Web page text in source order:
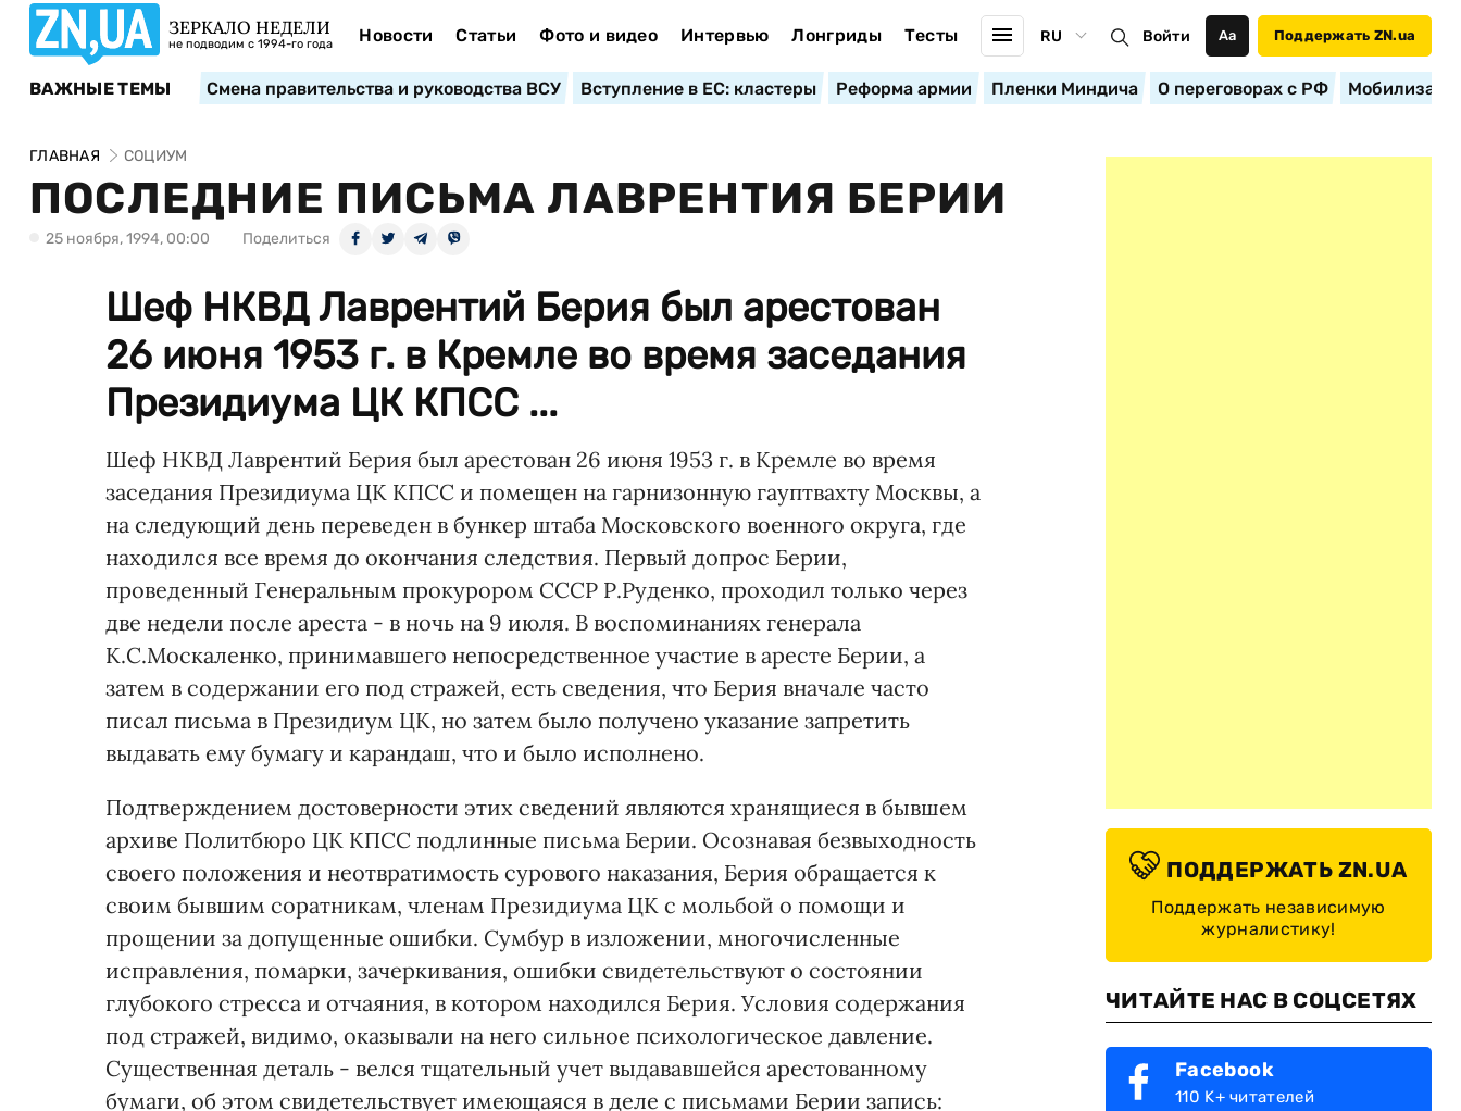
ЗЕРКАЛО НЕДЕЛИ
не подводим с 1994-го года Новости Статьи Фото и видео Интервью Лонгриды Тесты RU Войти Аа Поддержать ZN.ua
ВАЖНЫЕ ТЕМЫ Смена правительства и руководства ВСУ Вступление в ЕС: кластеры Реформа армии Пленки Миндича О переговорах с РФ
ГЛАВНАЯ СОЦИУМ
ПОСЛЕДНИЕ ПИСЬМА ЛАВРЕНТИЯ БЕРИИ
25 ноября, 1994, 00:00 Поделиться
Шеф НКВД Лаврентий Берия был арестован
26 июня 1953 г. в Кремле во время заседания
Президиума ЦК КПСС ...
Шеф НКВД Лаврентий Берия был арестован 26 июня 1953 г. в Кремле во время
заседания Президиума ЦК КПСС и помещен на гарнизонную гауптвахту Москвы, а
на следующий день переведен в бункер штаба Московского военного округа, где
находился все время до окончания следствия. Первый допрос Берии,
проведенный Генеральным прокурором СССР Р.Руденко, проходил только через
две недели после ареста - в ночь на 9 июля. В воспоминаниях генерала
К.С.Москаленко, принимавшего непосредственное участие в аресте Берии, а
затем в содержании его под стражей, есть сведения, что Берия вначале часто
писал письма в Президиум ЦК, но затем было получено указание запретить
выдавать ему бумагу и карандаш, что и было исполнено.
Подтверждением достоверности этих сведений являются хранящиеся в бывшем
архиве Политбюро ЦК КПСС подлинные письма Берии. Осознавая безвыходность
своего положения и неотвратимость сурового наказания, Берия обращается к
своим бывшим соратникам, членам Президиума ЦК с мольбой о помощи и
прощении за допущенные ошибки. Сумбур в изложении, многочисленные
исправления, помарки, зачеркивания, ошибки свидетельствуют о состоянии
глубокого стресса и отчаяния, в котором находился Берия. Условия содержания
под стражей, видимо, оказывали на него сильное психологическое давление.
Существенная деталь - велся тщательный учет выдававшейся арестованному
бумаги, об этом свидетельствует имеющаяся в деле с письмами Берии запись:
ПОДДЕРЖАТЬ ZN.UA
Поддержать независимую
журналистику!
ЧИТАЙТЕ НАС В СОЦСЕТЯХ
Facebook
110 K+ читателей